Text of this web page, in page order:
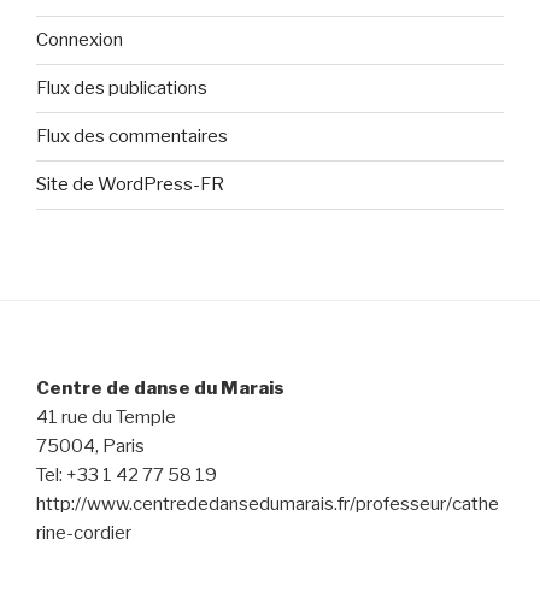
Connexion
Flux des publications
Flux des commentaires
Site de WordPress-FR
Centre de danse du Marais
41 rue du Temple
75004, Paris
Tel: +33 1 42 77 58 19
http://www.centrededansedumarais.fr/professeur/cathe
rine-cordier